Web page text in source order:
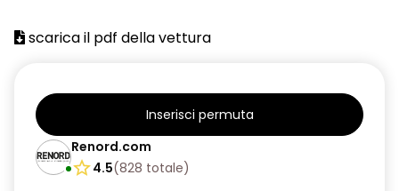
scarica il pdf della vettura
Inserisci permuta
Renord.com
4.5(828 totale)